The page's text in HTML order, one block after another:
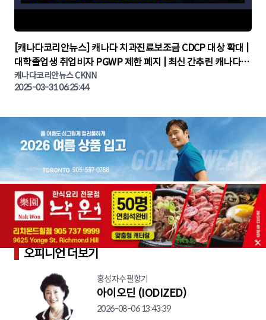
▶
[캐나다코리안뉴스] 캐나다 치과진료보조금 CDCP 대상 확대 |
대학졸업생 취업비자 PGWP 제한 폐지 | 최신 간추린 캐나다뉴
스 | CKNNEWS | 캐나다뉴스 | 토론토뉴스
캐나다코리안뉴스 CKNN
2025-03-31 06:25:44
오피니언 더보기
홍성자수필향기
아이오딘 (IODIZED)
2026-08-06 13:43:39